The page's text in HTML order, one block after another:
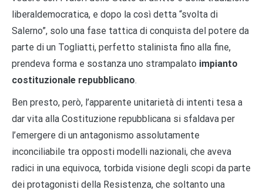
liberaldemocratica, e dopo la così detta “svolta di
Salerno”, solo una fase tattica di conquista del potere da
parte di un Togliatti, perfetto stalinista fino alla fine,
prendeva forma e sostanza uno strampalato impianto
costituzionale repubblicano.
Ben presto, però, l’apparente unitarietà di intenti tesa a
dar vita alla Costituzione repubblicana si sfaldava per
l’emergere di un antagonismo assolutamente
inconciliabile tra opposti modelli nazionali, che aveva
radici in una equivoca, torbida visione degli scopi da parte
dei protagonisti della Resistenza, che soltanto una